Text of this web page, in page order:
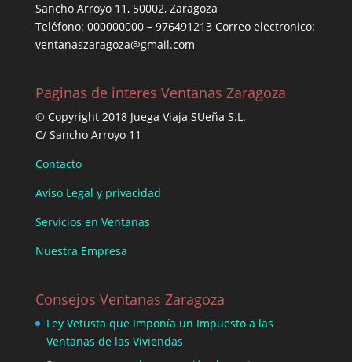
Sancho Arroyo 11, 50002, Zaragoza
Teléfono: 000000000 – 976491213 Correo electronico:
ventanaszaragoza@gmail.com
Paginas de interes Ventanas Zaragoza
© Copyright 2018 Juega Viaja SUeña S.L.
C/ Sancho Arroyo 11
Contacto
Aviso Legal y privacidad
Servicios en Ventanas
Nuestra Empresa
Consejos Ventanas Zaragoza
Ley Vetusta que Imponía un Impuesto a las
Ventanas de las Viviendas